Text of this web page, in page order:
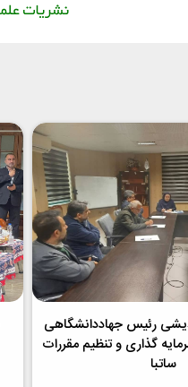
رئیس جهاددانشگاهی
گذاری و تنظیم مقررات
ساتبا